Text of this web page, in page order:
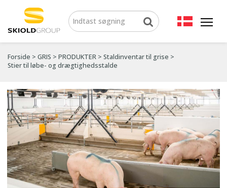
Forside > GRIS > PRODUKTER > Staldinventar til grise >
Stier til løbe- og drægtighedsstalde